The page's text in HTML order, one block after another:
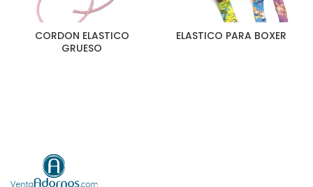
CORDON ELASTICO
GRUESO
ELASTICO PARA BOXER